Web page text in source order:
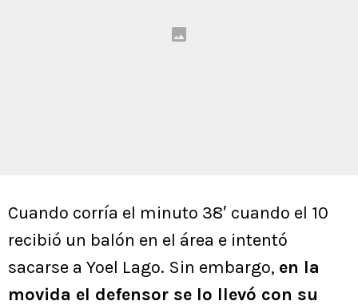
Cuando corría el minuto 38′ cuando el 10
recibió un balón en el área e intentó
sacarse a Yoel Lago. Sin embargo, en la
movida el defensor se lo llevó con su